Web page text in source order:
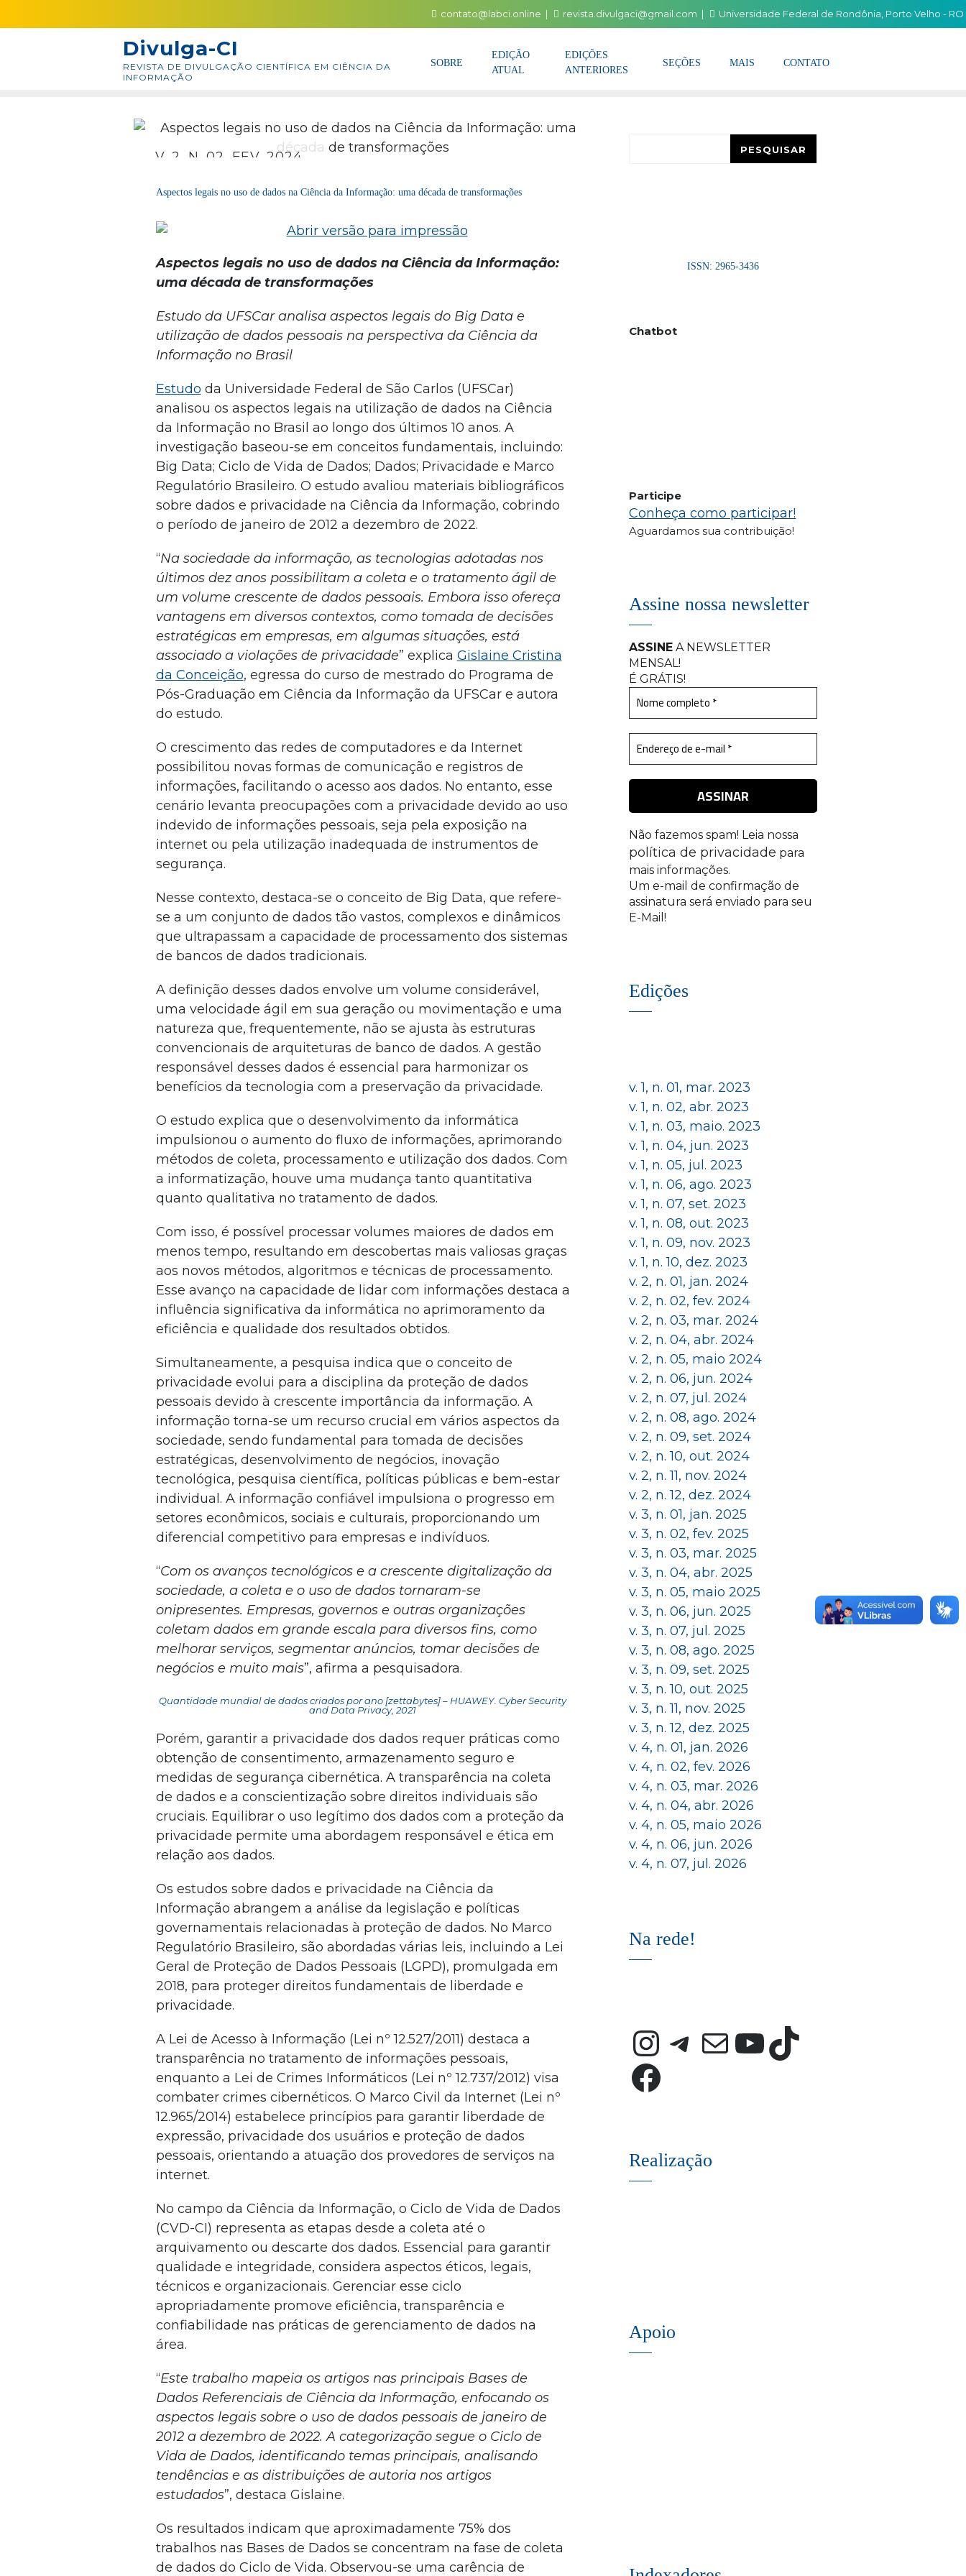
to
contato@labci.online revista.divulgaci@gmail.com Universidade Federal de Rondônia, Porto Velho - RO
Divulga-CI
REVISTA DE DIVULGAÇÃO CIENTÍFICA EM CIÊNCIA DA
INFORMAÇÃO
SOBRE
EDIÇÃO
ATUAL
EDIÇÕES
ANTERIORES
SEÇÕES MAIS CONTATO
V. 2, N. 02, FEV. 2024
Aspectos legais no uso de dados na Ciência da Informação: uma década de transformações
Aspectos legais no uso de dados na Ciência da Informação:
uma década de transformações
Estudo da UFSCar analisa aspectos legais do Big Data e
utilização de dados pessoais na perspectiva da Ciência da
Informação no Brasil
Estudo da Universidade Federal de São Carlos (UFSCar)
analisou os aspectos legais na utilização de dados na Ciência
da Informação no Brasil ao longo dos últimos 10 anos. A
investigação baseou-se em conceitos fundamentais, incluindo:
Big Data; Ciclo de Vida de Dados; Dados; Privacidade e Marco
Regulatório Brasileiro. O estudo avaliou materiais bibliográficos
sobre dados e privacidade na Ciência da Informação, cobrindo
o período de janeiro de 2012 a dezembro de 2022.
“Na sociedade da informação, as tecnologias adotadas nos
últimos dez anos possibilitam a coleta e o tratamento ágil de
um volume crescente de dados pessoais. Embora isso ofereça
vantagens em diversos contextos, como tomada de decisões
estratégicas em empresas, em algumas situações, está
associado a violações de privacidade” explica Gislaine Cristina
da Conceição, egressa do curso de mestrado do Programa de
Pós-Graduação em Ciência da Informação da UFSCar e autora
do estudo.
O crescimento das redes de computadores e da Internet
possibilitou novas formas de comunicação e registros de
informações, facilitando o acesso aos dados. No entanto, esse
cenário levanta preocupações com a privacidade devido ao uso
indevido de informações pessoais, seja pela exposição na
internet ou pela utilização inadequada de instrumentos de
segurança.
Nesse contexto, destaca-se o conceito de Big Data, que refere-
se a um conjunto de dados tão vastos, complexos e dinâmicos
que ultrapassam a capacidade de processamento dos sistemas
de bancos de dados tradicionais.
A definição desses dados envolve um volume considerável,
uma velocidade ágil em sua geração ou movimentação e uma
natureza que, frequentemente, não se ajusta às estruturas
convencionais de arquiteturas de banco de dados. A gestão
responsável desses dados é essencial para harmonizar os
benefícios da tecnologia com a preservação da privacidade.
O estudo explica que o desenvolvimento da informática
impulsionou o aumento do fluxo de informações, aprimorando
métodos de coleta, processamento e utilização dos dados. Com
a informatização, houve uma mudança tanto quantitativa
quanto qualitativa no tratamento de dados.
Com isso, é possível processar volumes maiores de dados em
menos tempo, resultando em descobertas mais valiosas graças
aos novos métodos, algoritmos e técnicas de processamento.
Esse avanço na capacidade de lidar com informações destaca a
influência significativa da informática no aprimoramento da
eficiência e qualidade dos resultados obtidos.
Simultaneamente, a pesquisa indica que o conceito de
privacidade evolui para a disciplina da proteção de dados
pessoais devido à crescente importância da informação. A
informação torna-se um recurso crucial em vários aspectos da
sociedade, sendo fundamental para tomada de decisões
estratégicas, desenvolvimento de negócios, inovação
tecnológica, pesquisa científica, políticas públicas e bem-estar
individual. A informação confiável impulsiona o progresso em
setores econômicos, sociais e culturais, proporcionando um
diferencial competitivo para empresas e indivíduos.
“Com os avanços tecnológicos e a crescente digitalização da
sociedade, a coleta e o uso de dados tornaram-se
onipresentes. Empresas, governos e outras organizações
coletam dados em grande escala para diversos fins, como
melhorar serviços, segmentar anúncios, tomar decisões de
negócios e muito mais”, afirma a pesquisadora.
Quantidade mundial de dados criados por ano [zettabytes] – HUAWEY. Cyber Security
and Data Privacy, 2021
Porém, garantir a privacidade dos dados requer práticas como
obtenção de consentimento, armazenamento seguro e
medidas de segurança cibernética. A transparência na coleta
de dados e a conscientização sobre direitos individuais são
cruciais. Equilibrar o uso legítimo dos dados com a proteção da
privacidade permite uma abordagem responsável e ética em
relação aos dados.
Os estudos sobre dados e privacidade na Ciência da
Informação abrangem a análise da legislação e políticas
governamentais relacionadas à proteção de dados. No Marco
Regulatório Brasileiro, são abordadas várias leis, incluindo a Lei
Geral de Proteção de Dados Pessoais (LGPD), promulgada em
2018, para proteger direitos fundamentais de liberdade e
privacidade.
A Lei de Acesso à Informação (Lei nº 12.527/2011) destaca a
transparência no tratamento de informações pessoais,
enquanto a Lei de Crimes Informáticos (Lei nº 12.737/2012) visa
combater crimes cibernéticos. O Marco Civil da Internet (Lei nº
12.965/2014) estabelece princípios para garantir liberdade de
expressão, privacidade dos usuários e proteção de dados
pessoais, orientando a atuação dos provedores de serviços na
internet.
No campo da Ciência da Informação, o Ciclo de Vida de Dados
(CVD-CI) representa as etapas desde a coleta até o
arquivamento ou descarte dos dados. Essencial para garantir
qualidade e integridade, considera aspectos éticos, legais,
técnicos e organizacionais. Gerenciar esse ciclo
apropriadamente promove eficiência, transparência e
confiabilidade nas práticas de gerenciamento de dados na
área.
“Este trabalho mapeia os artigos nas principais Bases de
Dados Referenciais de Ciência da Informação, enfocando os
aspectos legais sobre o uso de dados pessoais de janeiro de
2012 a dezembro de 2022. A categorização segue o Ciclo de
Vida de Dados, identificando temas principais, analisando
tendências e as distribuições de autoria nos artigos
estudados”, destaca Gislaine.
Os resultados indicam que aproximadamente 75% dos
trabalhos nas Bases de Dados se concentram na fase de coleta
de dados do Ciclo de Vida. Observou-se uma carência de
PESQUISAR
ISSN: 2965-3436
Chatbot
Participe
Conheça como participar!
Aguardamos sua contribuição!
Assine nossa newsletter
ASSINE A NEWSLETTER
MENSAL!
É GRÁTIS!
Não fazemos spam! Leia nossa
política de privacidade para
mais informações.
Um e-mail de confirmação de
assinatura será enviado para seu
E-Mail!
Edições
v. 1, n. 01, mar. 2023
v. 1, n. 02, abr. 2023
v. 1, n. 03, maio. 2023
v. 1, n. 04, jun. 2023
v. 1, n. 05, jul. 2023
v. 1, n. 06, ago. 2023
v. 1, n. 07, set. 2023
v. 1, n. 08, out. 2023
v. 1, n. 09, nov. 2023
v. 1, n. 10, dez. 2023
v. 2, n. 01, jan. 2024
v. 2, n. 02, fev. 2024
v. 2, n. 03, mar. 2024
v. 2, n. 04, abr. 2024
v. 2, n. 05, maio 2024
v. 2, n. 06, jun. 2024
v. 2, n. 07, jul. 2024
v. 2, n. 08, ago. 2024
v. 2, n. 09, set. 2024
v. 2, n. 10, out. 2024
v. 2, n. 11, nov. 2024
v. 2, n. 12, dez. 2024
v. 3, n. 01, jan. 2025
v. 3, n. 02, fev. 2025
v. 3, n. 03, mar. 2025
v. 3, n. 04, abr. 2025
v. 3, n. 05, maio 2025
v. 3, n. 06, jun. 2025
v. 3, n. 07, jul. 2025
v. 3, n. 08, ago. 2025
v. 3, n. 09, set. 2025
v. 3, n. 10, out. 2025
v. 3, n. 11, nov. 2025
v. 3, n. 12, dez. 2025
v. 4, n. 01, jan. 2026
v. 4, n. 02, fev. 2026
v. 4, n. 03, mar. 2026
v. 4, n. 04, abr. 2026
v. 4, n. 05, maio 2026
v. 4, n. 06, jun. 2026
v. 4, n. 07, jul. 2026
Na rede!
Instagram
Telegram
E-mail
Youtube
TikTok
Facebook
Realização
Apoio